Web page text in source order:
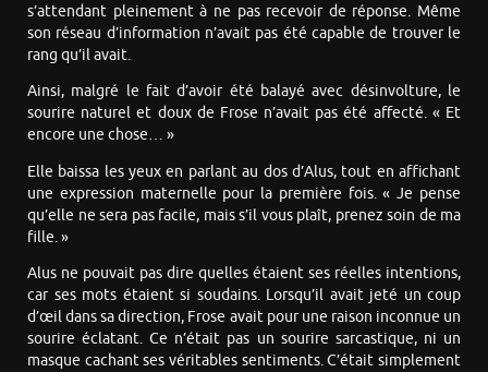
s’attendant pleinement à ne pas recevoir de réponse. Même
son réseau d’information n’avait pas été capable de trouver le
rang qu’il avait.
Ainsi, malgré le fait d’avoir été balayé avec désinvolture, le
sourire naturel et doux de Frose n’avait pas été affecté. « Et
encore une chose… »
Elle baissa les yeux en parlant au dos d’Alus, tout en affichant
une expression maternelle pour la première fois. « Je pense
qu’elle ne sera pas facile, mais s’il vous plaît, prenez soin de ma
fille. »
Alus ne pouvait pas dire quelles étaient ses réelles intentions,
car ses mots étaient si soudains. Lorsqu’il avait jeté un coup
d’œil dans sa direction, Frose avait pour une raison inconnue un
sourire éclatant. Ce n’était pas un sourire sarcastique, ni un
masque cachant ses véritables sentiments. C’était simplement